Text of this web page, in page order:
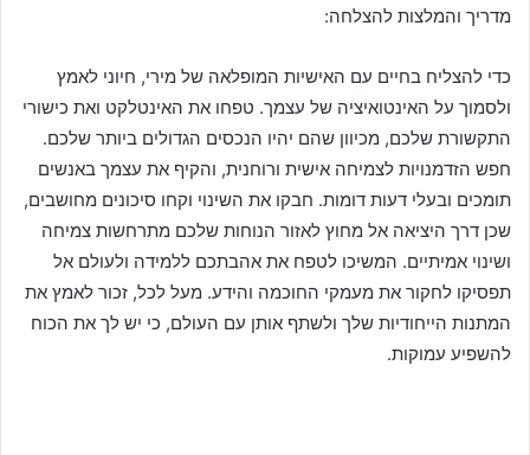
מדריך והמלצות להצלחה:
כדי להצליח בחיים עם האישיות המופלאה של מירי, חיוני לאמץ
ולסמוך על האינטואיציה של עצמך. טפחו את האינטלקט ואת כישורי
התקשורת שלכם, מכיוון שהם יהיו הנכסים הגדולים ביותר שלכם.
חפש הזדמנויות לצמיחה אישית ורוחנית, והקיף את עצמך באנשים
תומכים ובעלי דעות דומות. חבקו את השינוי וקחו סיכונים מחושבים,
שכן דרך היציאה אל מחוץ לאזור הנוחות שלכם מתרחשות צמיחה
ושינוי אמיתיים. המשיכו לטפח את אהבתכם ללמידה ולעולם אל
תפסיקו לחקור את מעמקי החוכמה והידע. מעל לכל, זכור לאמץ את
המתנות הייחודיות שלך ולשתף אותן עם העולם, כי יש לך את הכוח
להשפיע עמוקות.